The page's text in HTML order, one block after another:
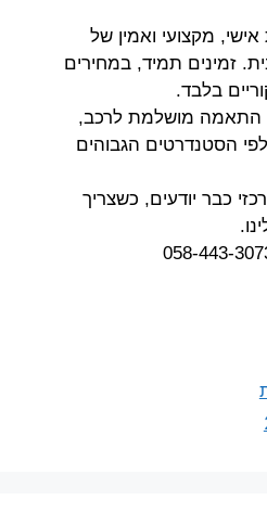
מקצועי ואמין של
זמינים תמיד, במחירים
בלבד.
התאמה מושלמת לרכב,
הסטנדרטים הגבוהים
כבר יודעים, כשצריך